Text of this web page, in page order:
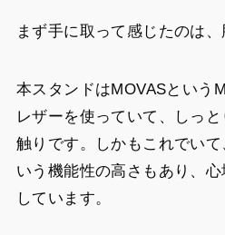
まず手に取って感じたのは、
本スタンドはMOVASという
レザーを使っていて、しっ
触りです。しかもこれでい
いう機能性の高さもあり、
しています。